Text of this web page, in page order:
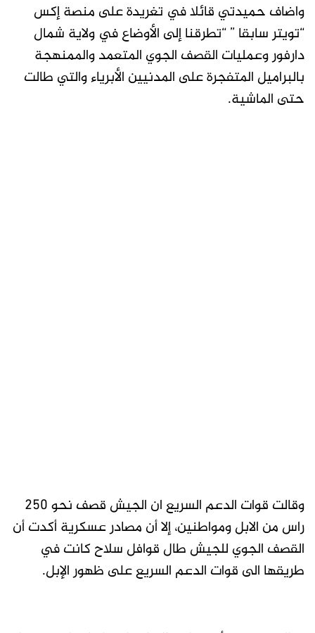
واضاف حميدتي قائلا في تغريدة على منصة إكس
“تويتر سابقا ” “تطرقنا إلى الأوضاع في ولاية شمال
دارفور وعمليات القصف الجوي المتعمد والممنهجة
بالبراميل المتفجرة على المدنيين الأبرياء والتي طالت
حتى الماشية.
راس من الابل ومواطنين، إلا أن مصادر عسكرية أكدت أن
القصف الجوي للجيش طال قوافل سلاح كانت في
طريقها الى قوات الدعم السريع على ظهور الإبل.